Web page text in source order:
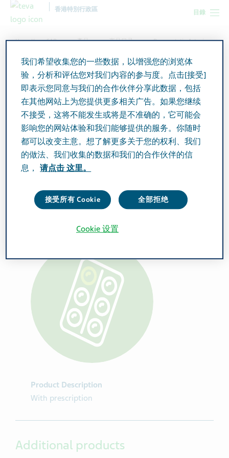
目錄
香港特別行政區
Hong Kong SAR 產品 产品目录
Rosuvastatin Actavis
Rosuvastatin Actavis Tablets
10mg
Active Ingredient
Rosuvastatin 10mg
Additional Info
Tablet
Product Description
With prescription
Additional products
我们希望收集您的一些数据，以增强您的浏览体
验，分析和评估您对我们内容的参与度。点击[接受]
即表示您同意与我们的合作伙伴分享此数据，包括
在其他网站上为您提供更多相关广告。如果您继续
不接受，这将不能发生或将是不准确的，它可能会
影响您的网站体验和我们能够提供的服务。你随时
都可以改变主意。想了解更多关于您的权利、我们
的做法、我们收集的数据和我们的合作伙伴的信
息，
请点击 这里。
接受所有 Cookie 全部拒绝
Cookie 设置